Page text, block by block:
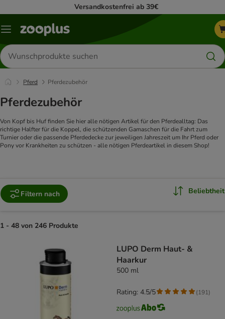
Versandkostenfrei ab 39€
Menü
Produkte
suchen
Pferd Pferdezubehör
Pferdezubehör
Von Kopf bis Huf finden Sie hier alle nötigen Artikel für den Pferdealltag: Das
richtige Halfter für die Koppel, die schützenden Gamaschen für die Fahrt zum
Turnier oder die passende Pferdedecke zur jeweiligen Jahreszeit um Ihr Pferd oder
Pony vor Krankheiten zu schützen - alle nötigen Pferdeartikel in diesem Shop!
Filtern nach Beliebtheit
1 - 48 von 246 Produkte
LUPO Derm Haut- &
Haarkur
500 ml
Rating: 4.5/5 (191)